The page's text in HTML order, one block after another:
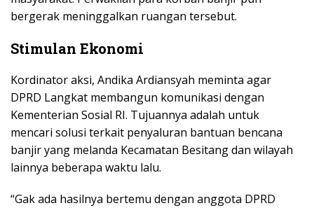
bergerak meninggalkan ruangan tersebut.
Stimulan Ekonomi
Kordinator aksi, Andika Ardiansyah meminta agar
DPRD Langkat membangun komunikasi dengan
Kementerian Sosial RI. Tujuannya adalah untuk
mencari solusi terkait penyaluran bantuan bencana
banjir yang melanda Kecamatan Besitang dan wilayah
lainnya beberapa waktu lalu.
“Gak ada hasilnya bertemu dengan anggota DPRD